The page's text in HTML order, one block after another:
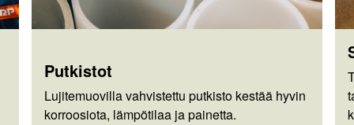
Putkistot
Lujitemuovilla vahvistettu putkisto kestää hyvin
korroosiota, lämpötilaa ja painetta.